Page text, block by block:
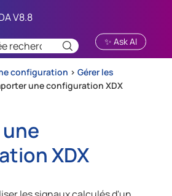
au contenu principal
✨ Ask AI
configuration > Gérer les
une configuration XDX
XDX